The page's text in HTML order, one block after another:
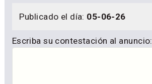
Publicado el día: 05-06-26
Escriba su contestación al anuncio: